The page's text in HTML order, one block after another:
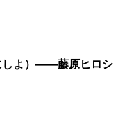
しよ）——藤原ヒロシ